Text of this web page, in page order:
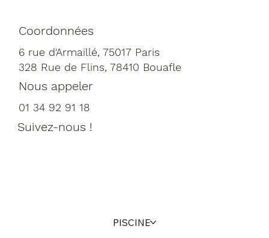
Coordonnées
6 rue d'Armaillé, 75017 Paris
328 Rue de Flins, 78410 Bouafle
Nous appeler
01 34 92 91 18
Suivez-nous !
PISCINE